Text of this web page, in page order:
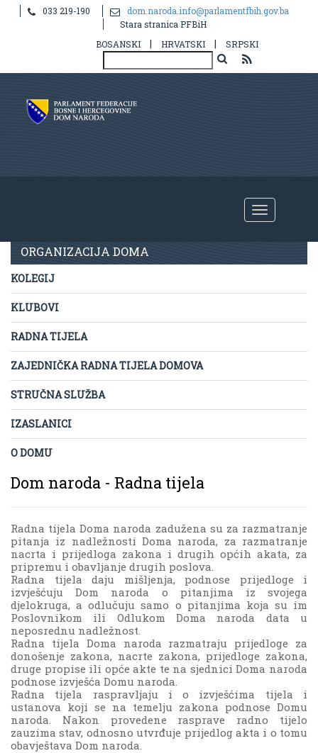
033 219-190
dom.naroda.info@parlamentfbih.gov.ba
Stara stranica PFBiH
BOSANSKI
| HRVATSKI | SRPSKI
ORGANIZACIJA DOMA
KOLEGIJ
KLUBOVI
RADNA TIJELA
ZAJEDNIČKA RADNA TIJELA DOMOVA
STRUČNA SLUŽBA
IZASLANICI
O DOMU
Dom naroda - Radna tijela
Radna tijela Doma naroda zadužena su za razmatranje
pitanja iz nadležnosti Doma naroda, za razmatranje
nacrta i prijedloga zakona i drugih općih akata, za
pripremu i obavljanje drugih poslova.
Radna tijela daju mišljenja, podnose prijedloge i
izvješćuju Dom naroda o pitanjima iz svojega
djelokruga, a odlučuju samo o pitanjima koja su im
Poslovnikom ili Odlukom Doma naroda data u
neposrednu nadležnost.
Radna tijela Doma naroda razmatraju prijedloge za
donošenje zakona, nacrte zakona, prijedloge zakona,
druge propise ili opće akte te na sjednici Doma naroda
podnose izvješća Domu naroda.
Radna tijela raspravljaju i o izvješćima tijela i
ustanova koji se na temelju zakona podnose Domu
naroda. Nakon provedene rasprave radno tijelo
zauzima stav, odnosno utvrđuje prijedlog akta i o tomu
obavještava Dom naroda.